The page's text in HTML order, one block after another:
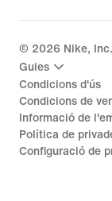
© 2026 Nike,
Guies
Condicions d'ús
Condicions de
Informació de
Política de
Configuració de